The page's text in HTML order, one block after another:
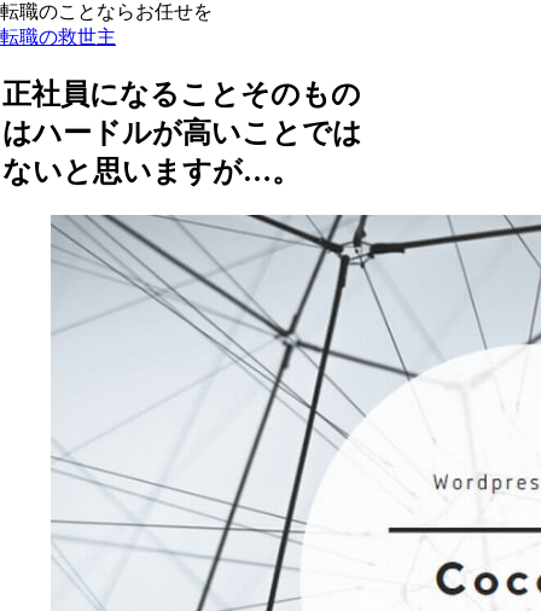
転職のことならお任せを
転職の救世主
正社員になることそのもの
はハードルが高いことでは
ないと思いますが…。